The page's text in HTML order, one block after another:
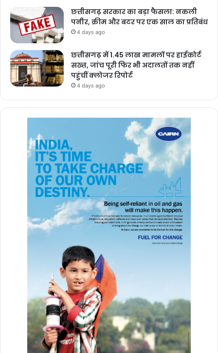
छत्तीसगढ़ सरकार का बड़ा फैसला: नकली
पनीर, क्रीम और बटर पर एक साल का प्रतिबंध
4 days ago
छत्तीसगढ़ में 1.45 लाख मामलों पर हाईकोर्ट
सख्त, जांच पूरी फिर भी अदालतों तक नहीं
पहुंचीं क्लोजर रिपोर्ट
4 days ago